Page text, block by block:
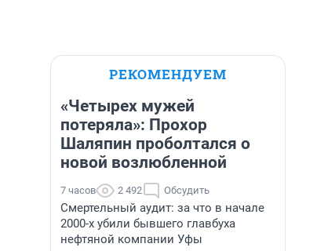
РЕКОМЕНДУЕМ
«Четырех мужей
потеряла»: Прохор
Шаляпин проболтался о
новой возлюбленной
7 часов 2 492 Обсудить
Смертельный аудит: за что в начале
2000-х убили бывшего главбуха
нефтяной компании Уфы